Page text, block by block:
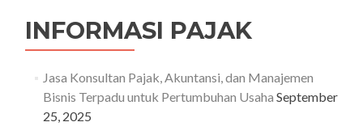
INFORMASI PAJAK
Jasa Konsultan Pajak, Akuntansi, dan Manajemen
Bisnis Terpadu untuk Pertumbuhan Usaha September
25, 2025